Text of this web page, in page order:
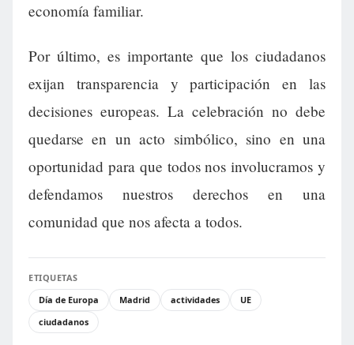
economía familiar.
Por último, es importante que los ciudadanos
exijan transparencia y participación en las
decisiones europeas. La celebración no debe
quedarse en un acto simbólico, sino en una
oportunidad para que todos nos involucramos y
defendamos nuestros derechos en una
comunidad que nos afecta a todos.
ETIQUETAS
Día de Europa
Madrid actividades
UE
ciudadanos